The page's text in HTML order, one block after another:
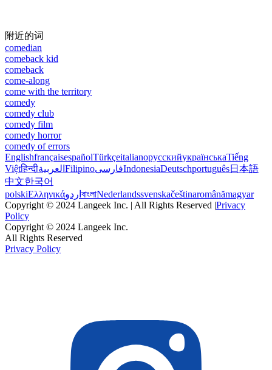
附近的词
comedian
comeback kid
comeback
come-along
come with the territory
comedy
comedy club
comedy film
comedy horror
comedy of errors
EnglishfrançaisespañolTürkçeitalianoрусскийукраїнськаTiếng
Việtहिन्दीالعربية FilipinoفارسیIndonesiaDeutschportuguês日本語
中文한국어
polskiΕλληνικάاردو বাংলাNederlandssvenskačeštinaromânămagyar
Copyright © 2024 Langeek Inc. | All Rights Reserved |Privacy
Policy
Copyright © 2024 Langeek Inc.
All Rights Reserved
Privacy Policy